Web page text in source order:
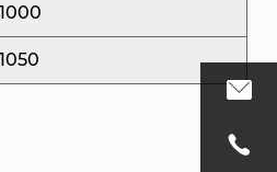
клиента. Будь то
крышек или